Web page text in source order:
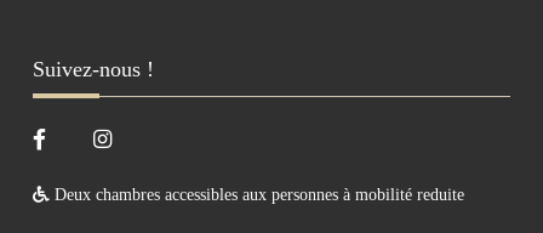
Suivez-nous !
Deux chambres accessibles aux personnes à mobilité reduite